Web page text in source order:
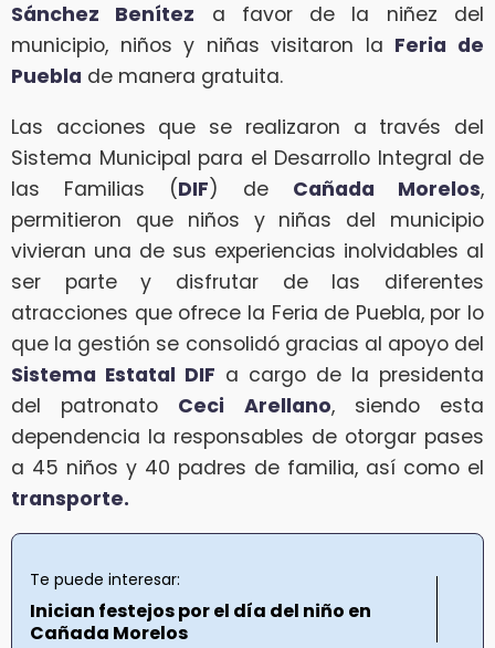
Sánchez Benítez a favor de la niñez del
municipio, niños y niñas visitaron la Feria de
Puebla de manera gratuita.
Las acciones que se realizaron a través del
Sistema Municipal para el Desarrollo Integral de
las Familias (DIF) de Cañada Morelos,
permitieron que niños y niñas del municipio
vivieran una de sus experiencias inolvidables al
ser parte y disfrutar de las diferentes
atracciones que ofrece la Feria de Puebla, por lo
que la gestión se consolidó gracias al apoyo del
Sistema Estatal DIF a cargo de la presidenta
del patronato Ceci Arellano, siendo esta
dependencia la responsables de otorgar pases
a 45 niños y 40 padres de familia, así como el
transporte.
Te puede interesar:
Inician festejos por el día del niño en
Cañada Morelos